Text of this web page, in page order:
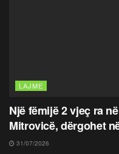
LAJME
Një fëmijë 2 vjeç ra
Mitrovicë, dërgohet
31/07/2026